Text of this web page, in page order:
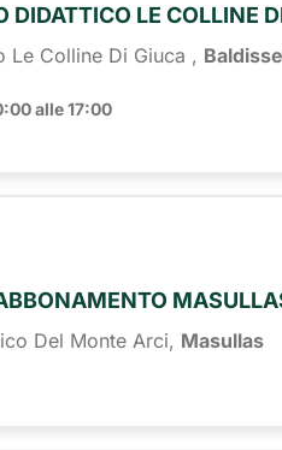
DIDATTICO LE COLLINE
Le Colline Di Giuca ,
alle 17:00
Del Monte Arci, Masullas